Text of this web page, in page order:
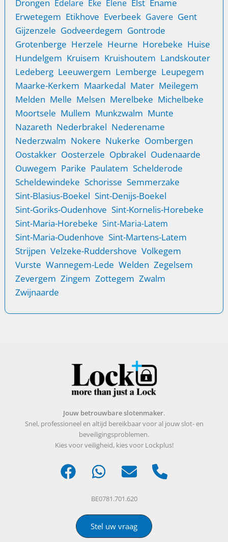
Drongen Edelare Eke Elene Elst Ename
Erwetegem Etikhove Everbeek Gavere Gent
Gijzenzele Godveerdegem Gontrode
Grotenberge Herzele Heurne Horebeke Huise
Hundelgem Kruisem Kruishoutem Landskouter
Ledeberg Leeuwergem Lemberge Leupegem
Maarke-Kerkem Maarkedal Mater Meilegem
Melden Melle Melsen Merelbeke Michelbeke
Moortsele Mullem Munkzwalm Munte
Nazareth Nederbrakel Nederename
Nederzwalm Nokere Nukerke Oombergen
Oostakker Oosterzele Opbrakel Oudenaarde
Ouwegem Parike Paulatem Schelderode
Scheldewindeke Schorisse Semmerzake
Sint-Blasius-Boekel Sint-Denijs-Boekel
Sint-Goriks-Oudenhove Sint-Kornelis-Horebeke
Sint-Maria-Horebeke Sint-Maria-Latem
Sint-Maria-Oudenhove Sint-Martens-Latem
Strijpen Velzeke-Ruddershove Volkegem
Vurste Wannegem-Lede Welden Zegelsem
Zevergem Zingem Zottegem Zwalm
Zwijnaarde
Jouw betrouwbare slotenmaker.
Snel, professioneel en altijd bereikbaar voor al jouw slot- en
beveiligingsproblemen.
Kies voor veiligheid, kies voor Lockplus!
BE0781.701.620
Stel uw vraag